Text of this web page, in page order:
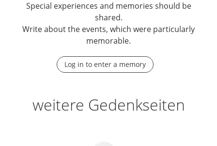
Special experiences and memories should be
shared.
Write about the events, which were particularly
memorable.
Log in to enter a memory
weitere Gedenkseiten